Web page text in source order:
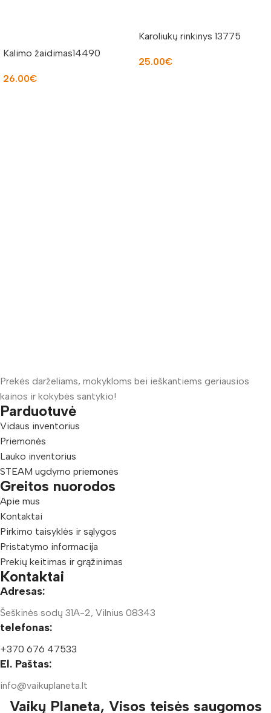
Kalimo žaidimas14490
26.00€
Karoliukų rinkinys 13775
25.00€
Prekės darželiams, mokykloms bei ieškantiems geriausios
kainos ir kokybės santykio!
Parduotuvė
Vidaus inventorius
Priemonės
Lauko inventorius
STEAM ugdymo priemonės
Greitos nuorodos
Apie mus
Kontaktai
Pirkimo taisyklės ir sąlygos
Pristatymo informacija
Prekių keitimas ir grąžinimas
Kontaktai
Adresas:
Šeškinės sodų 31A-2, Vilnius 08343
telefonas:
+370 676 47533
El. Paštas:
info@vaikuplaneta.lt
Vaikų Planeta, Visos teisės saugomos